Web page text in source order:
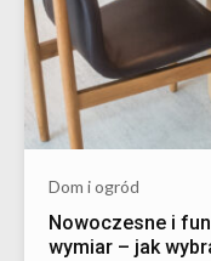
Dom i ogród
Nowoczesne i
wymiar – jak